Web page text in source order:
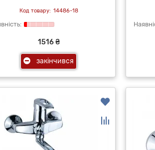
14486-18
1516 ₴
закінчився